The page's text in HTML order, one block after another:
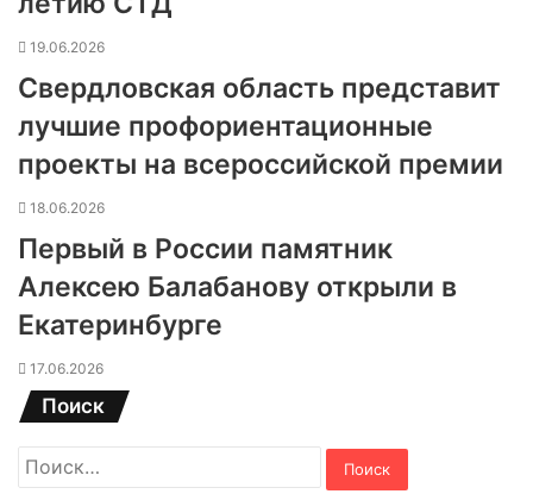
19.06.2026
Свердловская область представит
лучшие профориентационные
проекты на всероссийской премии
18.06.2026
Первый в России памятник
Алексею Балабанову открыли в
Екатеринбурге
17.06.2026
Поиск
Найти: